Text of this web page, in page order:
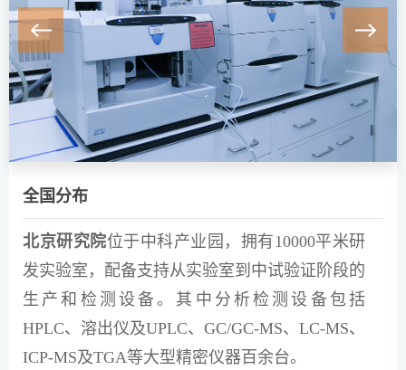
全国分布
北京研究院位于中科产业园，拥有10000平米研
发实验室，配备支持从实验室到中试验证阶段的
生产和检测设备。其中分析检测设备包括
HPLC、溶出仪及UPLC、GC/GC-MS、LC-MS、
ICP-MS及TGA等大型精密仪器百余台。